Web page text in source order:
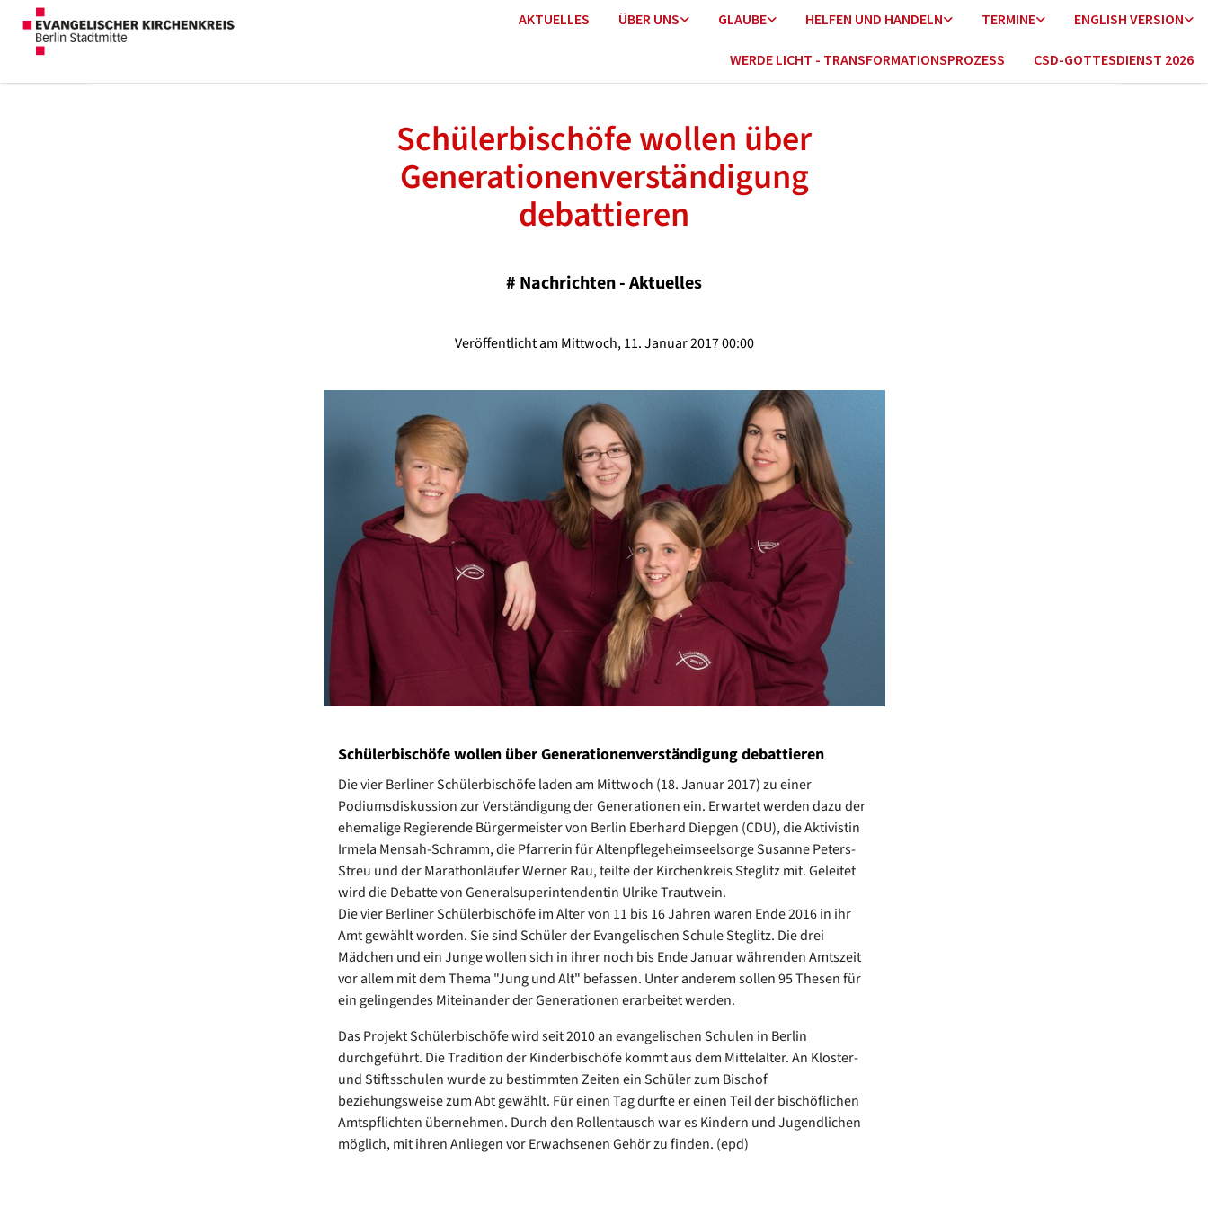
AKTUELLES ÜBER UNS GLAUBE HELFEN UND HANDELN TERMINE ENGLISH VERSION
WERDE LICHT - TRANSFORMATIONSPROZESS CSD-GOTTESDIENST 2026
Schülerbischöfe wollen über
Generationenverständigung
debattieren
# Nachrichten - Aktuelles
Veröffentlicht am Mittwoch, 11. Januar 2017 00:00
Schülerbischöfe wollen über Generationenverständigung debattieren
Die vier Berliner Schülerbischöfe laden am Mittwoch (18. Januar 2017) zu einer
Podiumsdiskussion zur Verständigung der Generationen ein. Erwartet werden dazu der
ehemalige Regierende Bürgermeister von Berlin Eberhard Diepgen (CDU), die Aktivistin
Irmela Mensah-Schramm, die Pfarrerin für Altenpflegeheimseelsorge Susanne Peters-
Streu und der Marathonläufer Werner Rau, teilte der Kirchenkreis Steglitz mit. Geleitet
wird die Debatte von Generalsuperintendentin Ulrike Trautwein.
Die vier Berliner Schülerbischöfe im Alter von 11 bis 16 Jahren waren Ende 2016 in ihr
Amt gewählt worden. Sie sind Schüler der Evangelischen Schule Steglitz. Die drei
Mädchen und ein Junge wollen sich in ihrer noch bis Ende Januar währenden Amtszeit
vor allem mit dem Thema "Jung und Alt" befassen. Unter anderem sollen 95 Thesen für
ein gelingendes Miteinander der Generationen erarbeitet werden.
Das Projekt Schülerbischöfe wird seit 2010 an evangelischen Schulen in Berlin
durchgeführt. Die Tradition der Kinderbischöfe kommt aus dem Mittelalter. An Kloster-
und Stiftsschulen wurde zu bestimmten Zeiten ein Schüler zum Bischof
beziehungsweise zum Abt gewählt. Für einen Tag durfte er einen Teil der bischöflichen
Amtspflichten übernehmen. Durch den Rollentausch war es Kindern und Jugendlichen
möglich, mit ihren Anliegen vor Erwachsenen Gehör zu finden. (epd)